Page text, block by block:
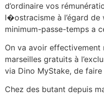
d’ordinaire vos
l�ostracisme à l’égard
minimum-passe-temps a
On va avoir effectivement
marseilles gratuits à
via Dino MyStake, de
Chez des butant depuis